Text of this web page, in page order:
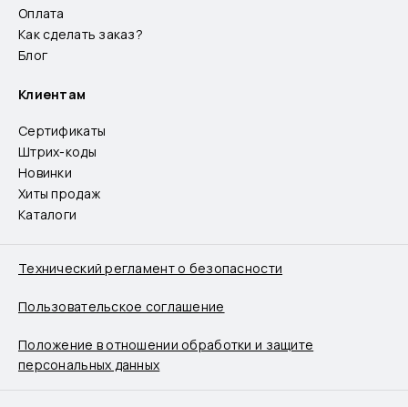
Оплата
Как сделать заказ?
Блог
Клиентам
Сертификаты
Штрих-коды
Новинки
Хиты продаж
Каталоги
Технический регламент о безопасности
Пользовательское соглашение
Положение в отношении обработки и защите
персональных данных